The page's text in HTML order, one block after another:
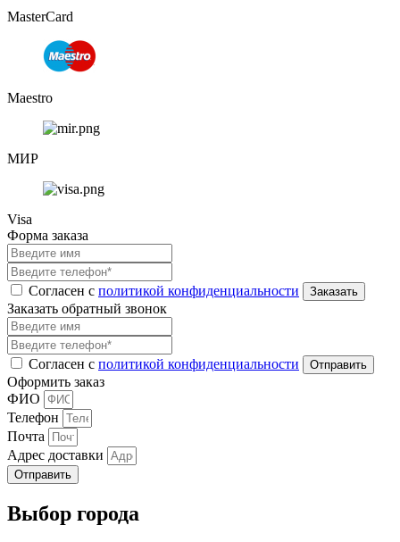
MasterCard
Maestro
МИР
Visa
Форма заказа
Согласен с политикой конфиденциальности
Заказать обратный звонок
Согласен с политикой конфиденциальности
Оформить заказ
ФИО
Телефон
Почта
Адрес доставки
Отправить
Выбор города